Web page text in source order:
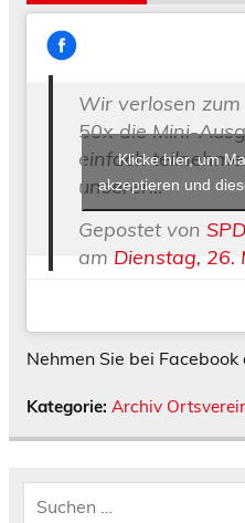
Wir verlosen
50x die Mini-
einfach
unserer…
Gepostet von
am Dienstag, 26.
Klicke hier, um
akzeptieren und
Nehmen Sie bei
Kategorie: Archiv